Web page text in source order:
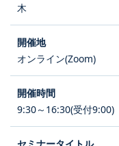
木
オンライン(Zoom)
9:30～16:30(受付9:00)